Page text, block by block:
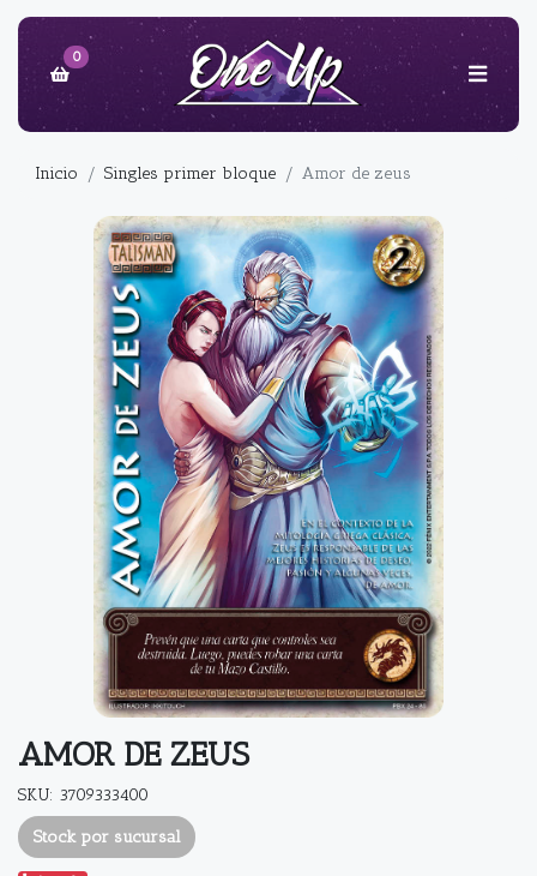
0
Inicio Singles primer bloque Amor de zeus
AMOR DE ZEUS
SKU: 3709333400
Stock por sucursal